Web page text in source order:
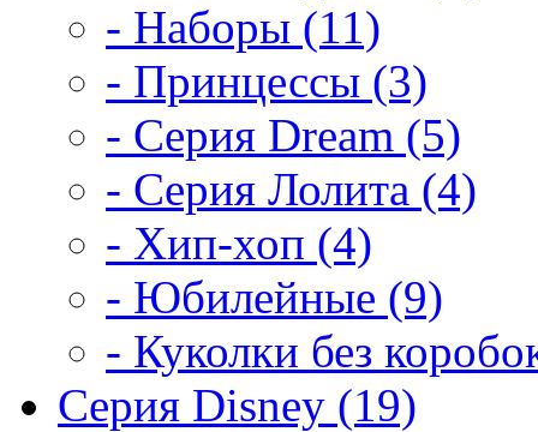
- Наборы (11)
- Принцессы (3)
- Серия Dream (5)
- Серия Лолита (4)
- Хип-хоп (4)
- Юбилейные (9)
- Куколки без
Серия Disney (19)